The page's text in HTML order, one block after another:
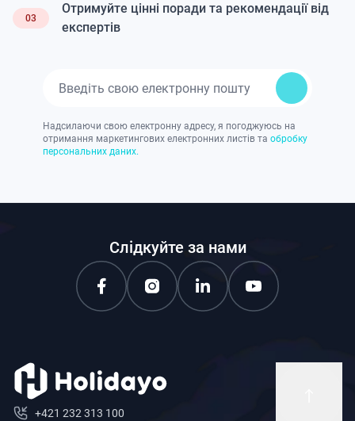
03
Отримуйте цінні поради та рекомендації від
експертів
Надсилаючи свою електронну адресу, я погоджуюсь на
отримання маркетингових електронних листів та обробку
персональних даних.
Слідкуйте за нами
+421 232 313 100